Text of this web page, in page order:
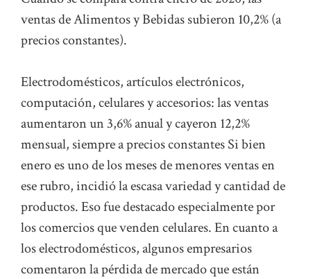
ventas de Alimentos y Bebidas subieron 10,2% (a
precios constantes).
Electrodomésticos, artículos electrónicos,
computación, celulares y accesorios: las ventas
aumentaron un 3,6% anual y cayeron 12,2%
mensual, siempre a precios constantes Si bien
enero es uno de los meses de menores ventas en
ese rubro, incidió la escasa variedad y cantidad de
productos. Eso fue destacado especialmente por
los comercios que venden celulares. En cuanto a
los electrodomésticos, algunos empresarios
comentaron la pérdida de mercado que están